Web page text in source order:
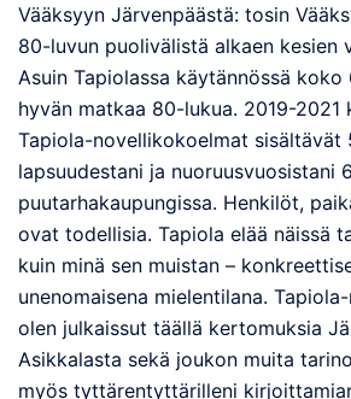
Vääksyyn Järvenpäästä: tosin
80-luvun puolivälistä alkaen kesien
Asuin Tapiolassa käytännössä
hyvän matkaa 80-lukua. 2019-2021
Tapiola-novellikokoelmat sisältävät
lapsuudestani ja nuoruusvuosistani
puutarhakaupungissa. Henkilöt,
ovat todellisia. Tapiola elää näissä
kuin minä sen muistan –
unenomaisena mielentilana.
olen julkaissut täällä kertomuksia
Asikkalasta sekä joukon muita
myös tyttärentyttärilleni